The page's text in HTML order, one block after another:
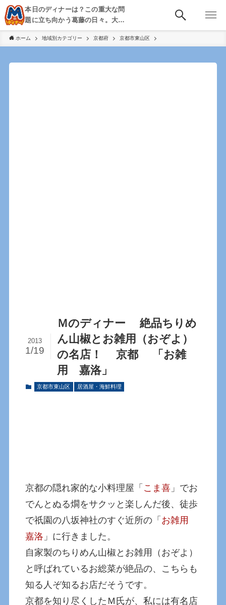
本日のディナーは？この重大な問
題に立ち向かう葛藤の日々。大
阪・京都・神戸を中心とした食べ
歩き、飲み歩きを綴る。
ホーム 地域別カテゴリー 京都府 京都市東山区
Ｍのディナー 絶品ちりめ
ん山椒とお雑用（おぞよ）
の名店！ 京都 「お雑
用 嘉洛」
2013
1/19
京都市東山区 居酒屋・海鮮料理
京都の隠れ家的な小料理屋「 こま喜 」でお
でんとぬる燗をサクッと楽しんだ後、徒歩
で祇園の八坂神社のすぐ近所の「 お雑用
嘉洛 」に行きました。
自家製のちりめん山椒とお雑用（おぞよ）
と呼ばれているお総菜が絶品の、こちらも
知る人ぞ知るお店だそうです。
京都を知り尽くしたＭ氏が、私には有名店